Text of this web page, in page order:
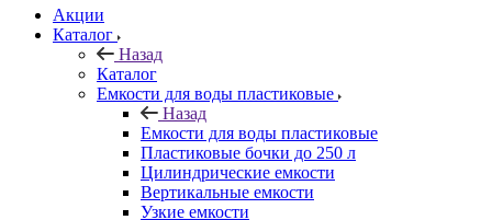
Акции
Каталог
Назад
Каталог
Емкости для воды пластиковые
Назад
Емкости для воды пластиковые
Пластиковые бочки до 250 л
Цилиндрические емкости
Вертикальные емкости
Узкие емкости